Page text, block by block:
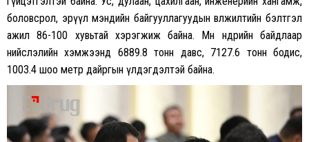
боловсрол, эрүүл мэндийн байгууллагуудын өвөлжилтийн бэлтгэл
ажил 86-100 хувьтай хэрэгжиж байна. Мөн өнөөдрийн байдлаар
нийслэлийн хэмжээнд 6889.8 тонн давс, 7127.6 тонн бодис,
1003.4 шоо метр дайргын үлдэгдэлтэй байна.